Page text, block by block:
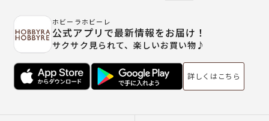
ホビーラホビーレ
公式アプリで最新情報をお届け！
サクサク見られて、楽しいお買い物♪
詳しくはこちら